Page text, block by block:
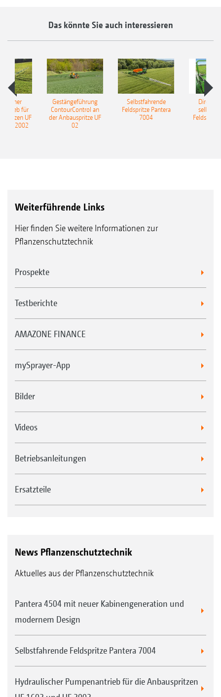
Das könnte Sie auch interessieren
für
UF
UF 2002
Gestängeführung
ContourControl an
der Anbauspritze UF
02
Selbstfahrende
Feldspritze Pantera
7004
Weiterführende Links
Hier finden Sie weitere Informationen zur
Pflanzenschutztechnik
Prospekte
Testberichte
AMAZONE FINANCE
mySprayer-App
Bilder
Videos
Betriebsanleitungen
Ersatzteile
News Pflanzenschutztechnik
Aktuelles aus der Pflanzenschutztechnik
Pantera 4504 mit neuer Kabinengeneration und
modernem Design
Selbstfahrende Feldspritze Pantera 7004
Hydraulischer Pumpenantrieb für die Anbauspritzen